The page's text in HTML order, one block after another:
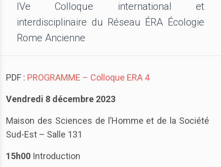
IVe Colloque international et
interdisciplinaire du Réseau ÉRA Écologie
Rome Ancienne
PDF : PROGRAMME – Colloque ERA 4
Vendredi 8 décembre 2023
Maison des Sciences de l’Homme et de la Société
Sud-Est – Salle 131
15h00 Introduction